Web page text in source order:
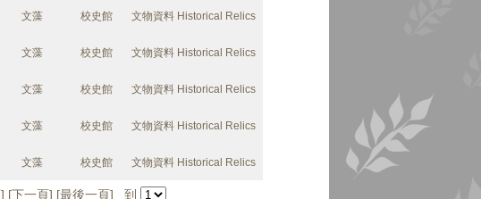
文藻 校史館 文物資料 Historical Relics
文藻 校史館 文物資料 Historical Relics
文藻 校史館 文物資料 Historical Relics
文藻 校史館 文物資料 Historical Relics
文藻 校史館 文物資料 Historical Relics
] [下一頁] [最後一頁] 到